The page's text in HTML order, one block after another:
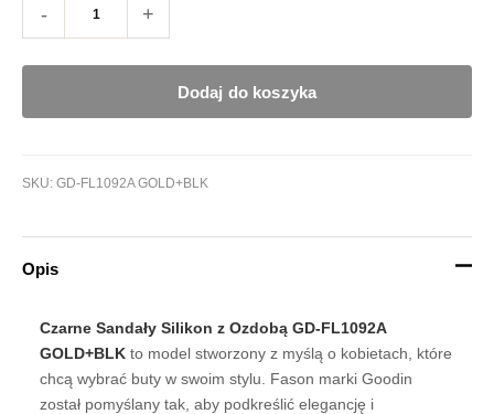
- +
Dodaj do koszyka
SKU: GD-FL1092A GOLD+BLK
Opis
Czarne Sandały Silikon z Ozdobą GD-FL1092A
GOLD+BLK to model stworzony z myślą o kobietach, które
chcą wybrać buty w swoim stylu. Fason marki Goodin
został pomyślany tak, aby podkreślić elegancję i